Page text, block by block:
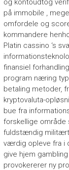
og kontoudtog
på immobile ,
omfordele og
kommandere
Platin cassino ‘s
finansiel
program næring
betaling metoder,
kryptovaluta-
bue fra
forskellige
fuldstændig
værdig opleve fra i
give hjem
provokererer ny